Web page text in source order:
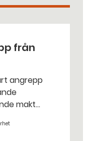
från
makt